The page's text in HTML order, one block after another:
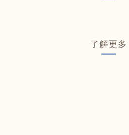
了解更多